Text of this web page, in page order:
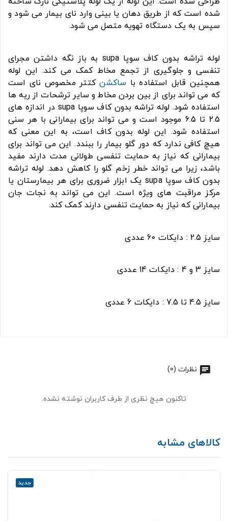
شده است که از طریق دهان یا بینی وارد نای بیمار می شود و
سپس به یک دستگاه تهویه متصل می شود.
لوله تراشه بدون کاف سوپا supa به باز نگه داشتن مجرای
تنفسی و جلوگیری از تجمع مخاط کمک می کند. این لوله
همچنین قابل استفاده با ساکشنکتتر مخصوص نای است
که می تواند برای از بین بردن مخاط و سایر ترشحات از ریه ها
استفاده شود. لوله تراشه بدون کاف سوپا supa در اندازه های
2.5 تا 6.5 موجود است و می تواند برای بیمارانی با هر سنی
استفاده شود. این لوله بدون کاف است، به این معنی که
هیچ کافی ندارد که دور گلو بیمار را ببندد. این می تواند برای
بیمارانی که نیاز به حمایت تنفسی طولانی مدت دارند مفید
باشد، زیرا می تواند خطر زخم گلو را کاهش دهد. لوله تراشه
بدون کاف سوپا supa یک ابزار ضروری برای هر بیمارستان یا
مرکز مراقبت های ویژه است. این می تواند به نجات جان
بیمارانی که نیاز به حمایت تنفسی دارند کمک کند.
سایز 2.5 : دایکات 60 عددی
سایز 3 و 4 : دایکات 14 عددی
سایز 4.5 تا 7.5 : دایکات 6 عددی
نظرات (0)
تاکنون هیچ نظری از طرف کاربران نوشته نشده.
کالاهای مشابه
جدید